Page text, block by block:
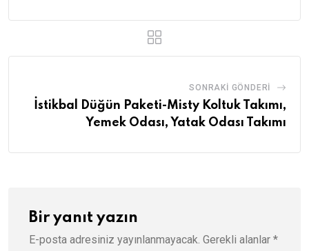
SONRAKI GÖNDERI
İstikbal Düğün Paketi-Misty Koltuk Takımı,
Yemek Odası, Yatak Odası Takımı
Bir yanıt yazın
E-posta adresiniz yayınlanmayacak. Gerekli alanlar *